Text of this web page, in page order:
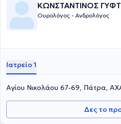
ΚΩΝΣΤΑΝΤΙΝΟΣ
Ουρολόγος - Ανδρολόγος
Ιατρείο 1
Αγίου Νικολάου 67-69, Πάτρα,
Δες το